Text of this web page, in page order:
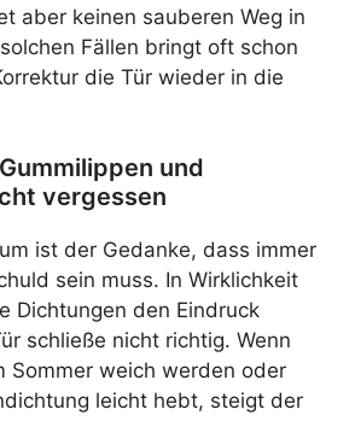
aber keinen sauberen Weg in
Fällen bringt oft schon
die Tür wieder in die
und
vergessen
ist der Gedanke, dass immer
sein muss. In Wirklichkeit
Dichtungen den Eindruck
schließe nicht richtig. Wenn
Sommer weich werden oder
leicht hebt, steigt der